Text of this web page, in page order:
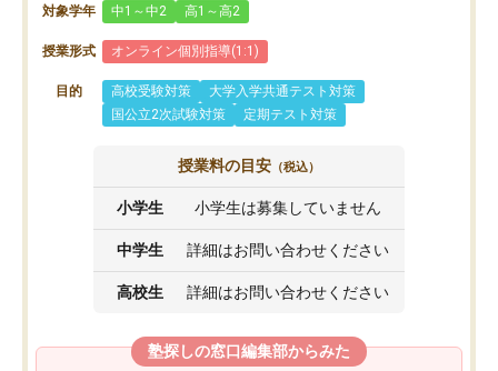
対象学年 中1～中2 高1～高2
授業形式 オンライン個別指導(1:1)
目的 高校受験対策
大学入学共通テスト対策
国公立2次試験対策
定期テスト対策
授業料の目安 （税込）
小学生 小学生は募集していません
中学生 詳細はお問い合わせください
高校生 詳細はお問い合わせください
塾探しの窓口編集部からみた